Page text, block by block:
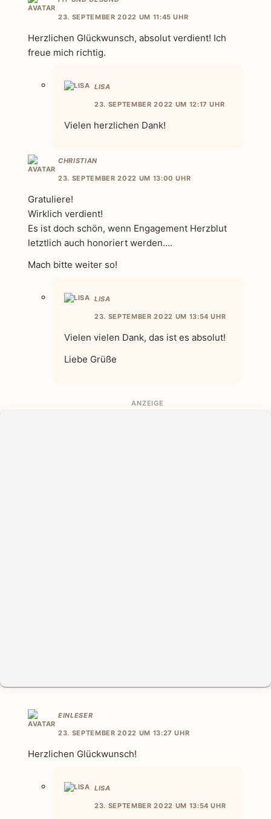
23. SEPTEMBER 2022 UM 11:45 UHR
Herzlichen Glückwunsch, absolut verdient! Ich
freue mich richtig.
LISA
23. SEPTEMBER 2022 UM 12:17 UHR
Vielen herzlichen Dank!
CHRISTIAN
23. SEPTEMBER 2022 UM 13:00 UHR
Gratuliere!
Wirklich verdient!
Es ist doch schön, wenn Engagement Herzblut
letztlich auch honoriert werden….
Mach bitte weiter so!
LISA
23. SEPTEMBER 2022 UM 13:54 UHR
Vielen vielen Dank, das ist es absolut!
Liebe Grüße
ANZEIGE
EINLESER
23. SEPTEMBER 2022 UM 13:27 UHR
Herzlichen Glückwunsch!
LISA
23. SEPTEMBER 2022 UM 13:54 UHR